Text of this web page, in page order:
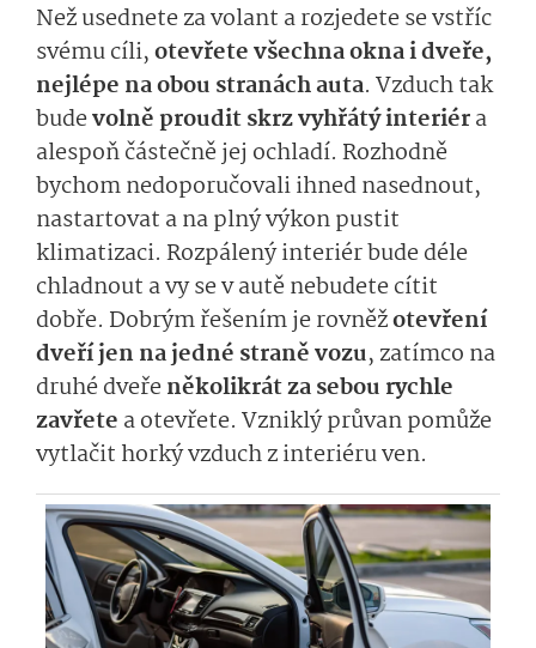
Než usednete za volant a rozjedete se vstříc
svému cíli,otevřete všechna okna i dveře,
nejlépe na obou stranách auta. Vzduch tak
budevolně proudit skrz vyhřátý interiéra
alespoň částečně jej ochladí. Rozhodně
bychom nedoporučovali ihned nasednout,
nastartovat a na plný výkon pustit
klimatizaci. Rozpálený interiér bude déle
chladnout a vy se v autě nebudete cítit
dobře. Dobrým řešením je rovněžotevření
dveří jen na jedné straně vozu, zatímco na
druhé dveřeněkolikrát za sebou rychle
zavřete a otevřete. Vzniklý průvan pomůže
vytlačit horký vzduch z interiéru ven.